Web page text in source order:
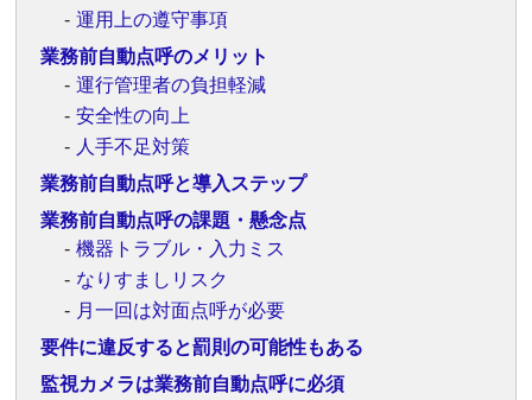
運用上の遵守事項
業務前自動点呼のメリット
運行管理者の負担軽減
安全性の向上
人手不足対策
業務前自動点呼と導入ステップ
業務前自動点呼の課題・懸念点
機器トラブル・入力ミス
なりすましリスク
月一回は対面点呼が必要
要件に違反すると罰則の可能性もある
監視カメラは業務前自動点呼に必須